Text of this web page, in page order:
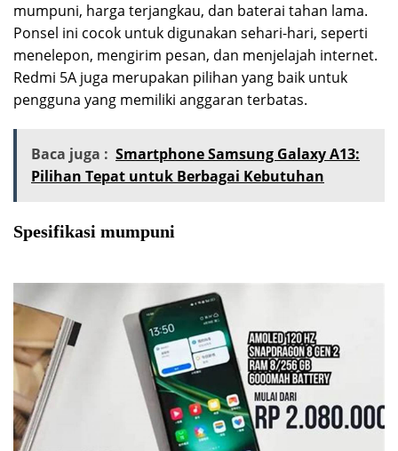
mumpuni, harga terjangkau, dan baterai tahan lama.
Ponsel ini cocok untuk digunakan sehari-hari, seperti
menelepon, mengirim pesan, dan menjelajah internet.
Redmi 5A juga merupakan pilihan yang baik untuk
pengguna yang memiliki anggaran terbatas.
Baca juga : Smartphone Samsung Galaxy A13:
Pilihan Tepat untuk Berbagai Kebutuhan
Spesifikasi mumpuni